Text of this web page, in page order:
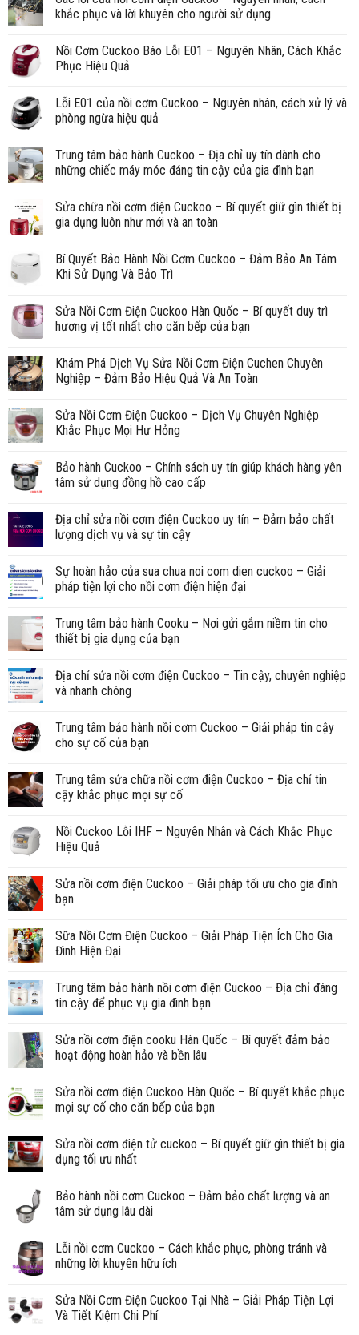
khắc phục và lời khuyên cho người sử dụng
Nồi Cơm Cuckoo Báo Lỗi E01 – Nguyên Nhân, Cách Khắc
Phục Hiệu Quả
Lỗi E01 của nồi cơm Cuckoo – Nguyên nhân, cách xử lý và
phòng ngừa hiệu quả
Trung tâm bảo hành Cuckoo – Địa chỉ uy tín dành cho
những chiếc máy móc đáng tin cậy của gia đình bạn
Sửa chữa nồi cơm điện Cuckoo – Bí quyết giữ gìn thiết bị
gia dụng luôn như mới và an toàn
Bí Quyết Bảo Hành Nồi Cơm Cuckoo – Đảm Bảo An Tâm
Khi Sử Dụng Và Bảo Trì
Sửa Nồi Cơm Điện Cuckoo Hàn Quốc – Bí quyết duy trì
hương vị tốt nhất cho căn bếp của bạn
Khám Phá Dịch Vụ Sửa Nồi Cơm Điện Cuchen Chuyên
Nghiệp – Đảm Bảo Hiệu Quả Và An Toàn
Sửa Nồi Cơm Điện Cuckoo – Dịch Vụ Chuyên Nghiệp
Khắc Phục Mọi Hư Hỏng
Bảo hành Cuckoo – Chính sách uy tín giúp khách hàng yên
tâm sử dụng đồng hồ cao cấp
Địa chỉ sửa nồi cơm điện Cuckoo uy tín – Đảm bảo chất
lượng dịch vụ và sự tin cậy
Sự hoàn hảo của sua chua noi com dien cuckoo – Giải
pháp tiện lợi cho nồi cơm điện hiện đại
Trung tâm bảo hành Cooku – Nơi gửi gắm niềm tin cho
thiết bị gia dụng của bạn
Địa chỉ sửa nồi cơm điện Cuckoo – Tin cậy, chuyên nghiệp
và nhanh chóng
Trung tâm bảo hành nồi cơm Cuckoo – Giải pháp tin cậy
cho sự cố của bạn
Trung tâm sửa chữa nồi cơm điện Cuckoo – Địa chỉ tin
cậy khắc phục mọi sự cố
Nồi Cuckoo Lỗi IHF – Nguyên Nhân và Cách Khắc Phục
Hiệu Quả
Sửa nồi cơm điện Cuckoo – Giải pháp tối ưu cho gia đình
bạn
Sữa Nồi Cơm Điện Cuckoo – Giải Pháp Tiện Ích Cho Gia
Đình Hiện Đại
Trung tâm bảo hành nồi cơm điện Cuckoo – Địa chỉ đáng
tin cậy để phục vụ gia đình bạn
Sửa nồi cơm điện cooku Hàn Quốc – Bí quyết đảm bảo
hoạt động hoàn hảo và bền lâu
Sửa nồi cơm điện Cuckoo Hàn Quốc – Bí quyết khắc phục
mọi sự cố cho căn bếp của bạn
Sửa nồi cơm điện tử cuckoo – Bí quyết giữ gìn thiết bị gia
dụng tối ưu nhất
Bảo hành nồi cơm Cuckoo – Đảm bảo chất lượng và an
tâm sử dụng lâu dài
Lỗi nồi cơm Cuckoo – Cách khắc phục, phòng tránh và
những lời khuyên hữu ích
Sửa Nồi Cơm Điện Cuckoo Tại Nhà – Giải Pháp Tiện Lợi
Và Tiết Kiệm Chi Phí